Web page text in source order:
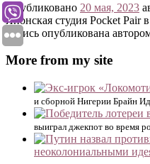
Опубликовано 20 мая, 2023
Японская студия Pocket
Запись опубликована
More from my site
и сборной Нигерии Брайн
выиграл джекпот во время
неоколониальными